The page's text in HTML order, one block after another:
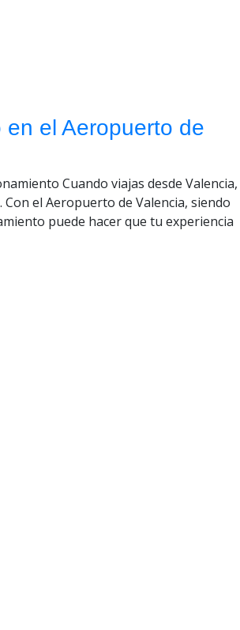
el Aeropuerto de
Cuando viajas desde Valencia,
el Aeropuerto de Valencia, siendo
puede hacer que tu experiencia